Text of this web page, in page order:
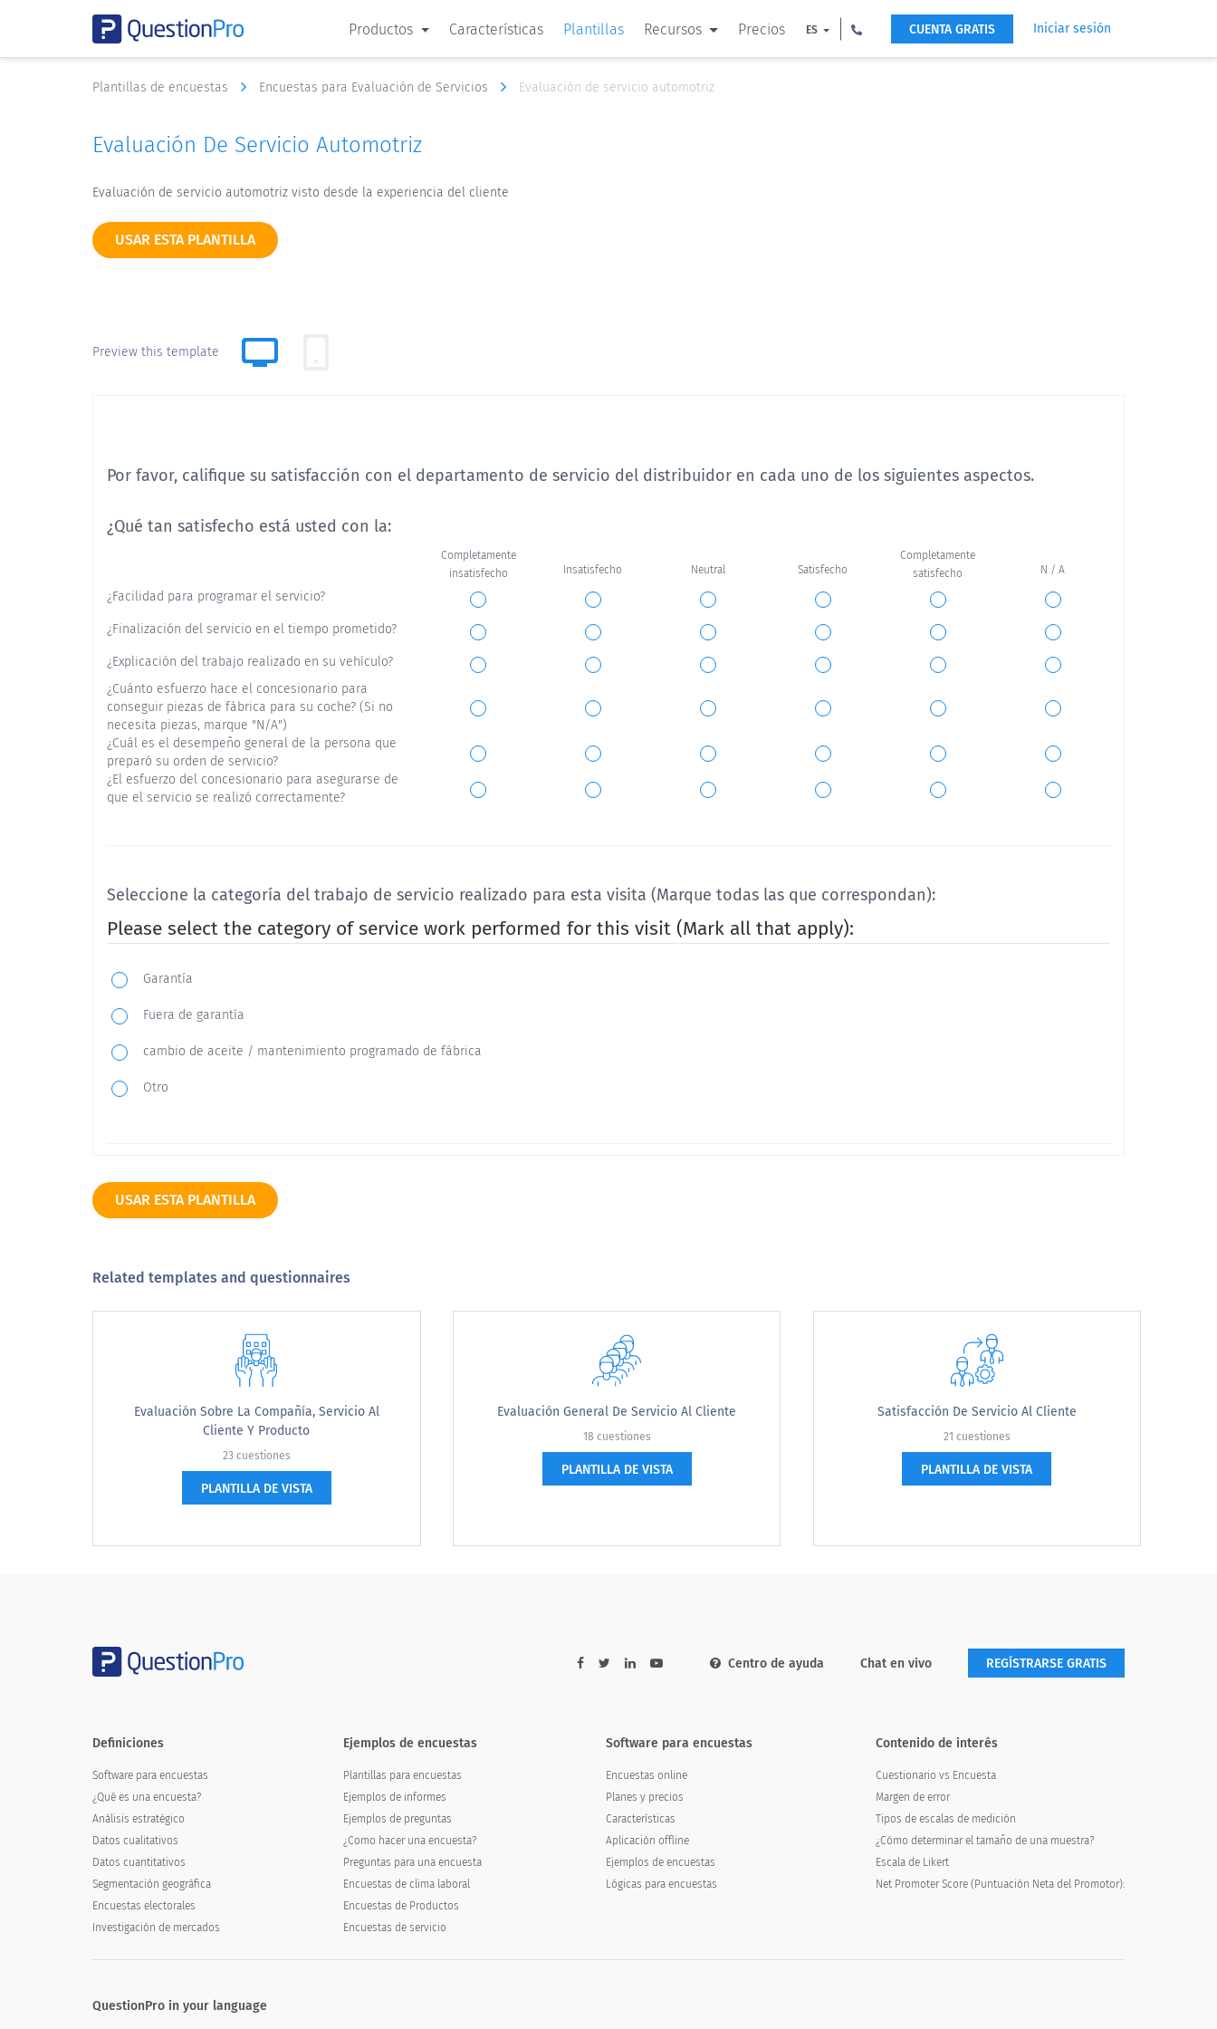
Productos Características Plantillas Recursos Precios ES CUENTA GRATIS Iniciar sesión
Plantillas de encuestas Encuestas para Evaluación de Servicios Evaluación de servicio automotriz
Evaluación De Servicio Automotriz
Evaluación de servicio automotriz visto desde la experiencia del cliente
USAR ESTA PLANTILLA
Preview this template
Por favor, califique su satisfacción con el departamento de servicio del distribuidor en cada uno de los siguientes aspectos.
¿Qué tan satisfecho está usted con la:
Completamente
insatisfecho
Insatisfecho Neutral Satisfecho
Completamente
satisfecho
N / A
¿Facilidad para programar el servicio?
¿Finalización del servicio en el tiempo prometido?
¿Explicación del trabajo realizado en su vehículo?
¿Cuánto esfuerzo hace el concesionario para
conseguir piezas de fábrica para su coche? (Si no
necesita piezas, marque "N/A")
¿Cuál es el desempeño general de la persona que
preparó su orden de servicio?
¿El esfuerzo del concesionario para asegurarse de
que el servicio se realizó correctamente?
Seleccione la categoría del trabajo de servicio realizado para esta visita (Marque todas las que correspondan):
Please select the category of service work performed for this visit (Mark all that apply):
Garantía
Fuera de garantía
cambio de aceite / mantenimiento programado de fábrica
Otro
¿Su vehículo fue reparado correctamente la primera vez?
Was your vehicle fixed right the first time?
Sí
No
Después de su visita de servicio, ¿alguien del concesionario se comunicó con usted por teléfono o por correo para ver si estaba
satisfecho con su experiencia de servicio general?
satisfied with your overall service experience?
¿Recomendaría este concesionario a un amigo o familiar como lugar para realizar el mantenimiento de sus automóviles?
Would you recommend this dealership to a friend or relative as a place to have their cars serviced?
Seguro
Probablemente
No es seguro
Probablemente no
Definitivamente no
USAR ESTA PLANTILLA
Related templates and questionnaires
Evaluación Sobre La Compañía, Servicio Al
Cliente Y Producto
23 cuestiones
PLANTILLA DE VISTA
Evaluación General De Servicio Al Cliente
18 cuestiones
PLANTILLA DE VISTA
Satisfacción De Servicio Al Cliente
21 cuestiones
PLANTILLA DE VISTA
Centro de ayuda Chat en vivo REGÍSTRARSE GRATIS
Definiciones
Software para encuestas
¿Qué es una encuesta?
Análisis estratégico
Datos cualitativos
Datos cuantitativos
Segmentación geográfica
Encuestas electorales
Investigación de mercados
Ejemplos de encuestas
Plantillas para encuestas
Ejemplos de informes
Ejemplos de preguntas
¿Como hacer una encuesta?
Preguntas para una encuesta
Encuestas de clima laboral
Encuestas de Productos
Encuestas de servicio
Software para encuestas
Encuestas online
Planes y precios
Características
Aplicación offline
Ejemplos de encuestas
Lógicas para encuestas
Contenido de interés
Cuestionario vs Encuesta
Margen de error
Tipos de escalas de medición
¿Cómo determinar el tamaño de una muestra?
Escala de Likert
Net Promoter Score (Puntuación Neta del Promotor):
QuestionPro in your language